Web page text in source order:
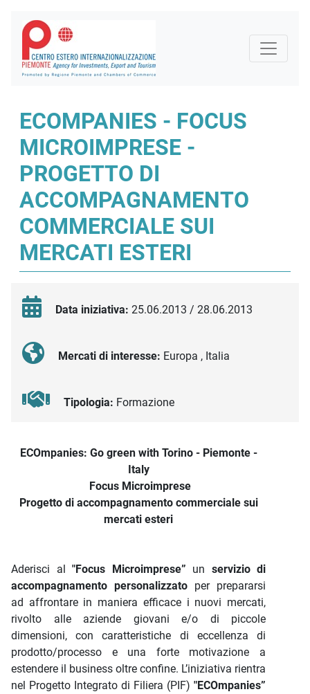
ECOMPANIES - FOCUS
MICROIMPRESE -
PROGETTO DI
ACCOMPAGNAMENTO
COMMERCIALE SUI
MERCATI ESTERI
Data iniziativa: 25.06.2013 / 28.06.2013
Mercati di interesse: Europa , Italia
Tipologia: Formazione
Descrizione iniziativa
ECOmpanies: Go green with Torino - Piemonte -
Italy
Focus Microimprese
Progetto di accompagnamento commerciale sui
mercati esteri
Aderisci al "Focus Microimprese” un servizio di
accompagnamento personalizzato per prepararsi
ad affrontare in maniera efficace i nuovi mercati,
rivolto alle aziende giovani e/o di piccole
dimensioni, con caratteristiche di eccellenza di
prodotto/processo e una forte motivazione a
estendere il business oltre confine. L’iniziativa rientra
nel Progetto Integrato di Filiera (PIF) "ECOmpanies”